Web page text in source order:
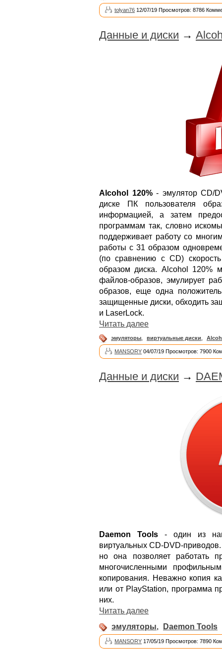
tolyan76 12/07/19 Просмотров: 8786
Данные и диски →
Alcohol 120%- эмулятор CD/
диске ПК пользователя
информацией, а затем
программам так, словно
поддерживает работу со
работы с 31 образом
(по сравнению с CD)
образом диска. Alcohol 120%
файлов-образов, эмулирует
образов, еще одна
защищенные диски, обходить
и LaserLock.
Читать далее
эмуляторы виртуальные диски
MANSORY 04/07/19 Просмотров: 7900
Данные и диски →
Daemon Tools - один из
виртуальных CD-DVD-
но она позволяет работать
многочисленными
копирования. Неважно копия
или от PlayStation, программа
них.
Читать далее
эмуляторы, Daemon Tools
MANSORY 17/05/19 Просмотров: 7890